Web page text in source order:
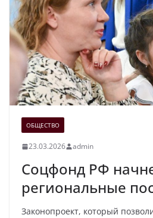
ОБЩЕСТВО
23.03.2026 admin
Соцфонд РФ
региональные
Законопроект, который